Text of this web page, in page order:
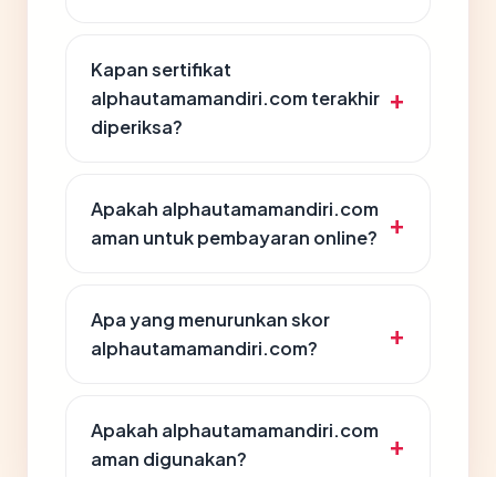
Kapan sertifikat
alphautamamandiri.com terakhir
diperiksa?
Apakah alphautamamandiri.com
aman untuk pembayaran online?
Apa yang menurunkan skor
alphautamamandiri.com?
Apakah alphautamamandiri.com
aman digunakan?